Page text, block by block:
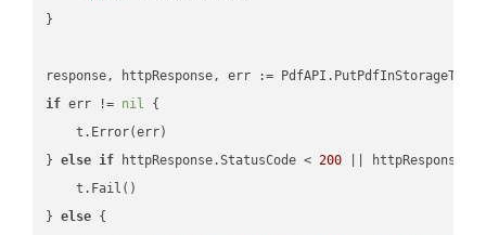
}
if err != nil {
    t.Error(err)
} else if httpResponse.StatusCode < 200 ||
    t.Fail()
} else {